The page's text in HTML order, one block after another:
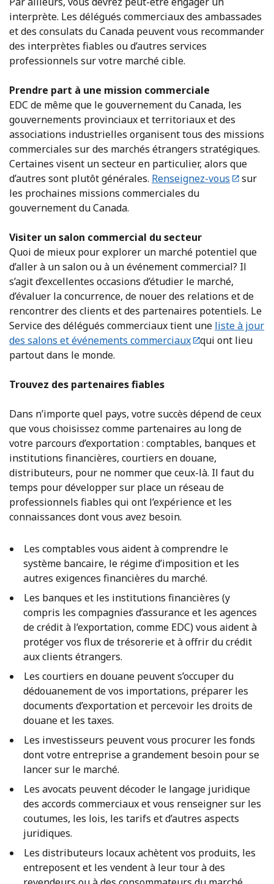
interprète. Les délégués commerciaux des ambassades
et des consulats du Canada peuvent vous recommander
des interprètes fiables ou d’autres services
professionnels sur votre marché cible.
Prendre part à une mission commerciale
EDC de même que le gouvernement du Canada, les
gouvernements provinciaux et territoriaux et des
associations industrielles organisent tous des missions
commerciales sur des marchés étrangers stratégiques.
Certaines visent un secteur en particulier, alors que
d’autres sont plutôt générales. Renseignez-vous
sur
les prochaines missions commerciales du
gouvernement du Canada.
Visiter un salon commercial du secteur
Quoi de mieux pour explorer un marché potentiel que
d’aller à un salon ou à un événement commercial? Il
s’agit d’excellentes occasions d’étudier le marché,
d’évaluer la concurrence, de nouer des relations et de
rencontrer des clients et des partenaires potentiels. Le
Service des délégués commerciaux tient une liste à jour
des salons et événements commerciaux
qui ont lieu
partout dans le monde.
Trouvez des partenaires fiables
Dans n’importe quel pays, votre succès dépend de ceux
que vous choisissez comme partenaires au long de
votre parcours d’exportation : comptables, banques et
institutions financières, courtiers en douane,
distributeurs, pour ne nommer que ceux-là. Il faut du
temps pour développer sur place un réseau de
professionnels fiables qui ont l’expérience et les
connaissances dont vous avez besoin.
Les comptables vous aident à comprendre le
système bancaire, le régime d’imposition et les
autres exigences financières du marché.
Les banques et les institutions financières (y
compris les compagnies d’assurance et les agences
de crédit à l’exportation, comme EDC) vous aident à
protéger vos flux de trésorerie et à offrir du crédit
aux clients étrangers.
Les courtiers en douane peuvent s’occuper du
dédouanement de vos importations, préparer les
documents d’exportation et percevoir les droits de
douane et les taxes.
Les investisseurs peuvent vous procurer les fonds
dont votre entreprise a grandement besoin pour se
lancer sur le marché.
Les avocats peuvent décoder le langage juridique
des accords commerciaux et vous renseigner sur les
coutumes, les lois, les tarifs et d’autres aspects
juridiques.
Les distributeurs locaux achètent vos produits, les
entreposent et les vendent à leur tour à des